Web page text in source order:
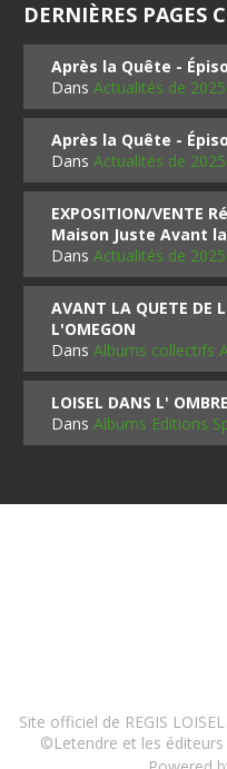
DERNIÈRES PAGES
Après la Quête -
DansActualités de 2025
Après la Quête -
DansActualités de 2025
EXPOSITION/VENTE
Maison Juste Avant
DansActualités de 2025
AVANT LA QUETE DE
L'OMEGON
DansAlbums collectifs
LOISEL DANS L'
DansAlbums Editions
Site officiel de REGIS
©Letendre et les